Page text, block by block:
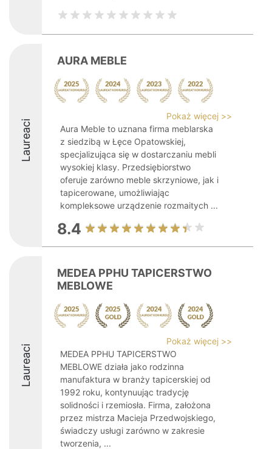
Laureaci
AURA MEBLE
Pokaż więcej >>
Aura Meble to uznana firma meblarska
z siedzibą w Łęce Opatowskiej,
specjalizująca się w dostarczaniu mebli
wysokiej klasy. Przedsiębiorstwo
oferuje zarówno meble skrzyniowe, jak i
tapicerowane, umożliwiając
kompleksowe urządzenie rozmaitych ...
8.4
Laureaci
MEDEA PPHU TAPICERSTWO
MEBLOWE
Pokaż więcej >>
MEDEA PPHU TAPICERSTWO
MEBLOWE działa jako rodzinna
manufaktura w branży tapicerskiej od
1992 roku, kontynuując tradycję
solidności i rzemiosła. Firma, założona
przez mistrza Macieja Przedwojskiego,
świadczy usługi zarówno w zakresie
tworzenia, ...